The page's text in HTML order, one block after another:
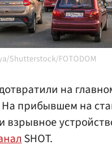
Shutterstock/FOTODOM
на
На прибывшем на
взрывное
SHOT.